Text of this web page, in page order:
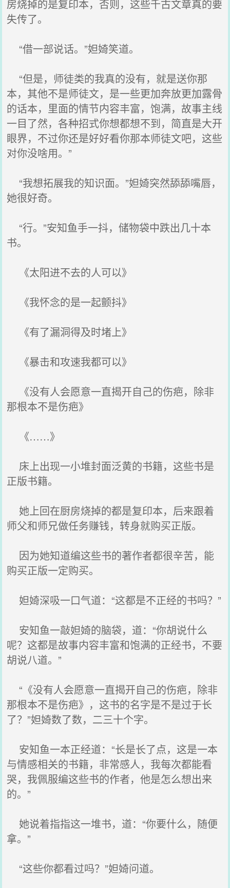
房烧掉的是复印本，否则，这些千古文章真的要
失传了。
“借一部说话。”妲婍笑道。
“但是，师徒类的我真的没有，就是送你那
本，其他不是师徒文，是一些更加奔放更加露骨
的话本，里面的情节内容丰富，饱满，故事主线
一目了然，各种招式你想都想不到，简直是大开
眼界，不过你还是好好看你那本师徒文吧，这些
对你没啥用。”
“我想拓展我的知识面。”妲婍突然舔舔嘴唇，
她很好奇。
“行。”安知鱼手一抖，储物袋中跌出几十本
书。
《太阳进不去的人可以》
《我怀念的是一起颤抖》
《有了漏洞得及时堵上》
《暴击和攻速我都可以》
《没有人会愿意一直揭开自己的伤疤，除非
那根本不是伤疤》
《……》
床上出现一小堆封面泛黄的书籍，这些书是
正版书籍。
她上回在厨房烧掉的都是复印本，后来跟着
师父和师兄做任务赚钱，转身就购买正版。
因为她知道编这些书的著作者都很辛苦，能
购买正版一定购买。
妲婍深吸一口气道：“这都是不正经的书吗？”
安知鱼一敲妲婍的脑袋，道：“你胡说什么
呢？这都是故事内容丰富和饱满的正经书，不要
胡说八道。”
“《没有人会愿意一直揭开自己的伤疤，除非
那根本不是伤疤》，这书的名字是不是过于长
了？”妲婍数了数，二三十个字。
安知鱼一本正经道：“长是长了点，这是一本
与情感相关的书籍，非常感人，我每次都能看
哭，我佩服编这些书的作者，他是怎么想出来
的。”
她说着指指这一堆书，道：“你要什么，随便
拿。”
“这些你都看过吗？”妲婍问道。